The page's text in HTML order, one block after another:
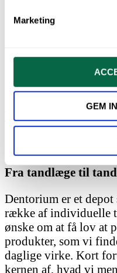
Marketing
GEM
Ordrer
kr.0,00
Forside/Om Os
Fra tandlæge til
Dentorium er et depot
række af individuelle
ønske om at få lov at
produkter, som vi
daglige virke. Kort
kernen af, hvad vi